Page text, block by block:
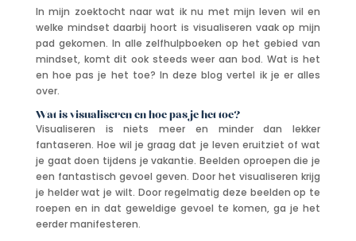
In mijn zoektocht naar wat ik nu met mijn leven wil en
welke mindset daarbij hoort is visualiseren vaak op mijn
pad gekomen. In alle zelfhulpboeken op het gebied van
mindset, komt dit ook steeds weer aan bod. Wat is het
en hoe pas je het toe? In deze blog vertel ik je er alles
over.
Wat is visualiseren en hoe pas je het toe?
Visualiseren is niets meer en minder dan lekker
fantaseren. Hoe wil je graag dat je leven eruitziet of wat
je gaat doen tijdens je vakantie. Beelden oproepen die je
een fantastisch gevoel geven. Door het visualiseren krijg
je helder wat je wilt. Door regelmatig deze beelden op te
roepen en in dat geweldige gevoel te komen, ga je het
eerder manifesteren.